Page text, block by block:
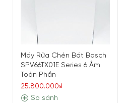
Máy Rửa Chén Bát Bosch
SPV66TX01E Series 6 Âm
Toàn Phần
25.800.000₫
So sánh